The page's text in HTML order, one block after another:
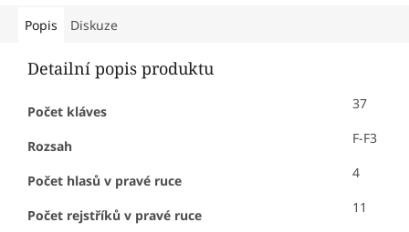
Popis Diskuze
Detailní popis produktu
Počet kláves 37
Rozsah F-F3
Počet hlasů v pravé ruce 4
Počet rejstříků v pravé ruce 11